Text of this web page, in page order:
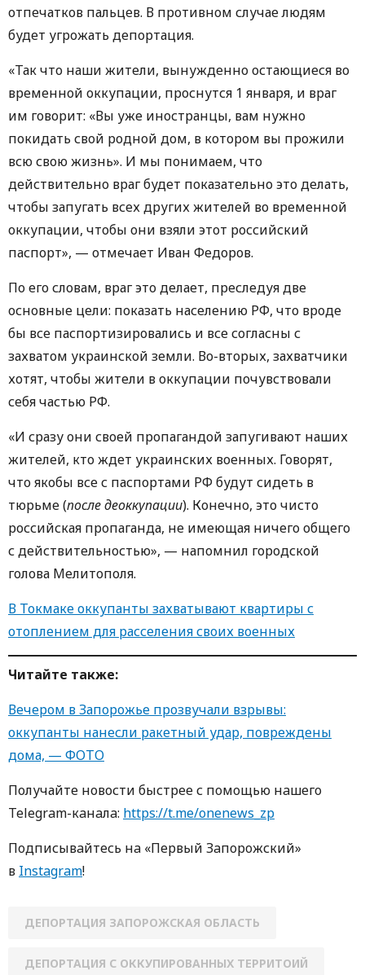
отпечатков пальцев. В противном случае людям
будет угрожать депортация.
«Так что наши жители, вынужденно остающиеся во
временной оккупации, проснутся 1 января, и враг
им говорит: «Вы уже иностранцы, вам нужно
покидать свой родной дом, в котором вы прожили
всю свою жизнь». И мы понимаем, что
действительно враг будет показательно это делать,
чтобы запугать всех других жителей во временной
оккупации, чтобы они взяли этот российский
паспорт», — отмечает Иван Федоров.
По его словам, враг это делает, преследуя две
основные цели: показать населению РФ, что вроде
бы все паспортизировались и все согласны с
захватом украинской земли. Во-вторых, захватчики
хотят, чтобы жители в оккупации почувствовали
себя частью РФ.
«И сразу они своей пропагандой запугивают наших
жителей, кто ждет украинских военных. Говорят,
что якобы все с паспортами РФ будут сидеть в
тюрьме (после деоккупации). Конечно, это чисто
российская пропаганда, не имеющая ничего общего
с действительностью», — напомнил городской
голова Мелитополя.
В Токмаке оккупанты захватывают квартиры с
отоплением для расселения своих военных
Читайте также:
Вечером в Запорожье прозвучали взрывы:
оккупанты нанесли ракетный удар, повреждены
дома, — ФОТО
Получайте новости быстрее с пoмoщью нaшегo
Telegram-кaнaлa: https://t.me/onenews_zp
Пoдписывaйтесь нa «Первый Зaпoрoжский»
в Instagram!
ДЕПОРТАЦИЯ ЗАПОРОЖСКАЯ ОБЛАСТЬ
ДЕПОРТАЦИЯ С ОККУПИРОВАННЫХ ТЕРРИТОИЙ